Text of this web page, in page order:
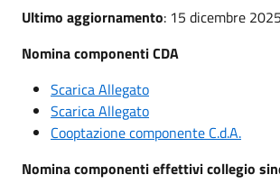
Ultimo aggiornamento: 15 dicembre
Nomina componenti CDA
Scarica Allegato
Scarica Allegato
Cooptazione componente C.d.A.
Nomina componenti effettivi collegio